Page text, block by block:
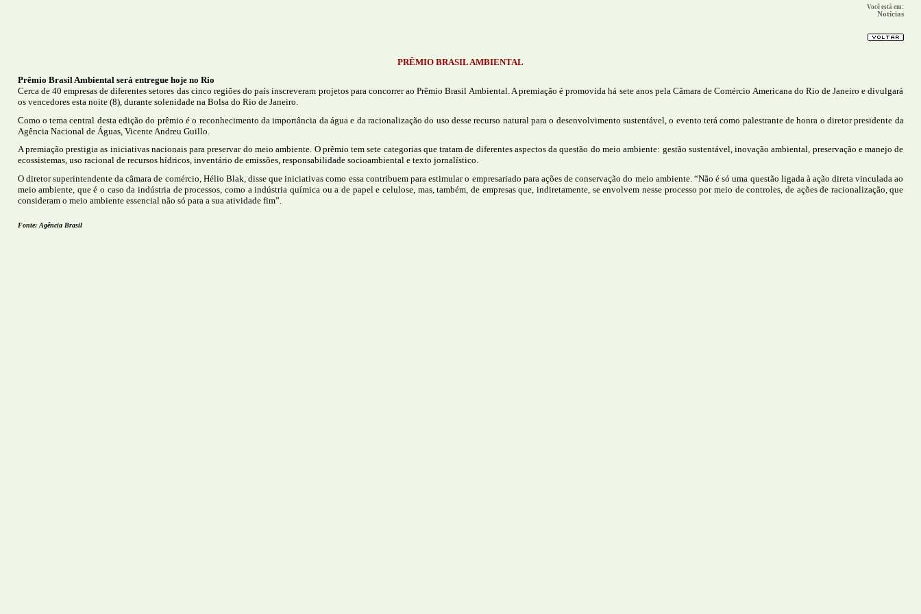
Você está em:
Notícias
PRÊMIO BRASIL AMBIENTAL
Prêmio Brasil Ambiental será entregue hoje no Rio
Cerca de 40 empresas de diferentes setores das cinco regiões do país inscreveram projetos para concorrer ao Prêmio Brasil Ambiental. A premiação é promovida há sete anos pela Câmara de Comércio Americana do Rio de Janeiro e divulgará
os vencedores esta noite (8), durante solenidade na Bolsa do Rio de Janeiro.
Como o tema central desta edição do prêmio é o reconhecimento da importância da água e da racionalização do uso desse recurso natural para o desenvolvimento sustentável, o evento terá como palestrante de honra o diretor presidente da
Agência Nacional de Águas, Vicente Andreu Guillo.
A premiação prestigia as iniciativas nacionais para preservar do meio ambiente. O prêmio tem sete categorias que tratam de diferentes aspectos da questão do meio ambiente: gestão sustentável, inovação ambiental, preservação e manejo de
ecossistemas, uso racional de recursos hídricos, inventário de emissões, responsabilidade socioambiental e texto jornalístico.
O diretor superintendente da câmara de comércio, Hélio Blak, disse que iniciativas como essa contribuem para estimular o empresariado para ações de conservação do meio ambiente. “Não é só uma questão ligada à ação direta vinculada ao
meio ambiente, que é o caso da indústria de processos, como a indústria química ou a de papel e celulose, mas, também, de empresas que, indiretamente, se envolvem nesse processo por meio de controles, de ações de racionalização, que
consideram o meio ambiente essencial não só para a sua atividade fim”.
Fonte: Agência Brasil